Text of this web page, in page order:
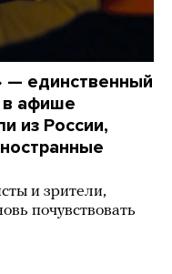
— единственный
в афише
из России,
и зрители,
почувствовать